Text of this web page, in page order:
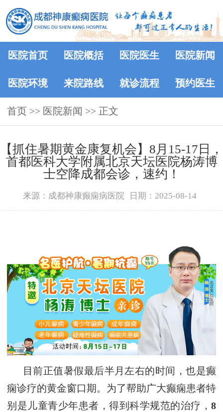
医院首页 医院概括 医院医生 医院新闻
医院环境 来院路线 就诊流程 预约医生
首页 >> 医院新闻 >> 正文
【抓住暑期黄金康复机会】8月15-17日，
首都医科大学附属北京天坛医院杨涛博
士空降成都会诊，速约！
来源：成都神康癫痫病医院 日期：2025-08-14
目前正值暑假最后半月左右的时间，也是癫
痫诊疗的黄金窗口期。为了帮助广大癫痫患者特
别是儿童青少年患者，得到科学规范的治疗， 8